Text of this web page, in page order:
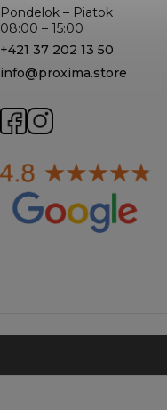
Pondelok – Piatok
08:00 – 15:00
+421 37 202 13 50
info@proxima.store